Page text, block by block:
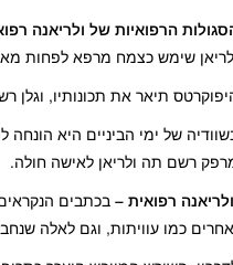
הרפואיות של ולריאנה
שימש כצמח מרפא לפחות
תיאר את תכונותיו, וגלן
רשם תה ולריאן לאישה חולה.
רפואית –בכתבים
כמו עוויתות, וגם לאלה